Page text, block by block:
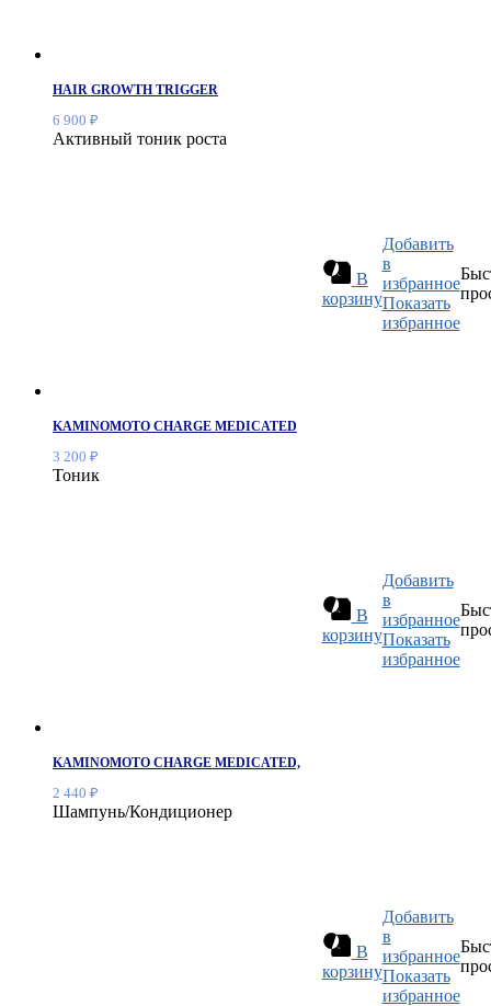
HAIR GROWTH TRIGGER
6 900 ₽
Активный тоник роста
В
корзину
Добавить
в
избранное
Показать
избранное
KAMINOMOTO CHARGE MEDICATED
3 200 ₽
Тоник
В
корзину
Добавить
в
избранное
Показать
избранное
KAMINOMOTO CHARGE MEDICATED,
2 440 ₽
Шампунь/Кондиционер
В
корзину
Добавить
в
избранное
Показать
избранное